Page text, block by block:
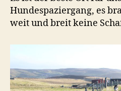
Hundespaziergang, es
weit und breit keine